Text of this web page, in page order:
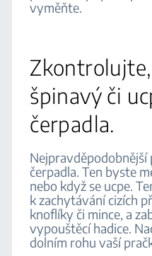
vyměňte.
špinavý či
čerpadla.
čerpadla. Ten byste
nebo když se ucpe.
k zachytávání cizích
knoflíky či mince, a
vypouštěcí hadice.
dolním rohu vaší